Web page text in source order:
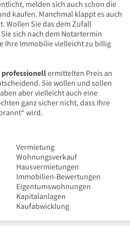
melden sich auch schon die
kaufen. Manchmal klappt es auch
Wollen Sie das dem Zufall
sich nach dem Notartermin
Ihre Immobilie vielleicht zu billig
professionell ermittelten Preis an
Sie wollen und sollen
aber vielleicht auch eine
ganz sicher nicht, dass Ihre
wird.
Vermietung
Wohnungsverkauf
Hausvermietungen
Immobilien-Bewertungen
Eigentumswohnungen
Kapitalanlagen
Kaufabwicklung